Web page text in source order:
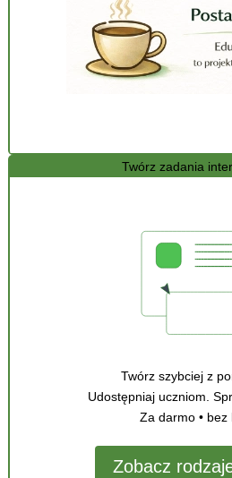
Twórz zadania
Twórz szybciej z
Udostępniaj uczniom.
Za darmo • bez
Zobacz